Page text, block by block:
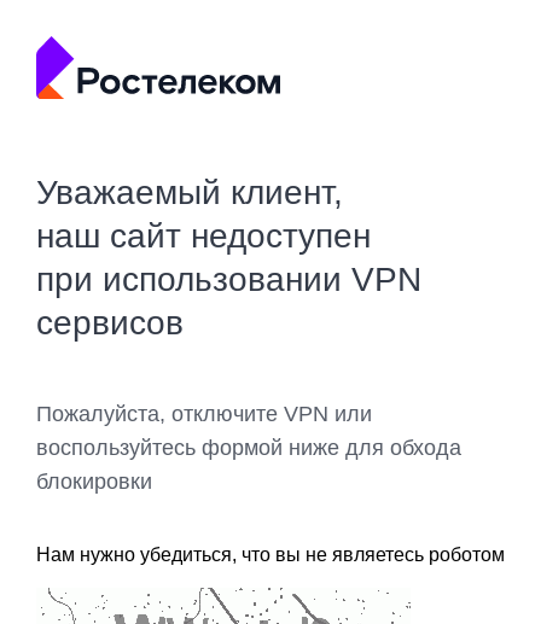
Уважаемый клиент,
наш сайт недоступен
при использовании VPN
сервисов
Пожалуйста, отключите VPN или
воспользуйтесь формой ниже для обхода
блокировки
Нам нужно убедиться, что вы не являетесь роботом